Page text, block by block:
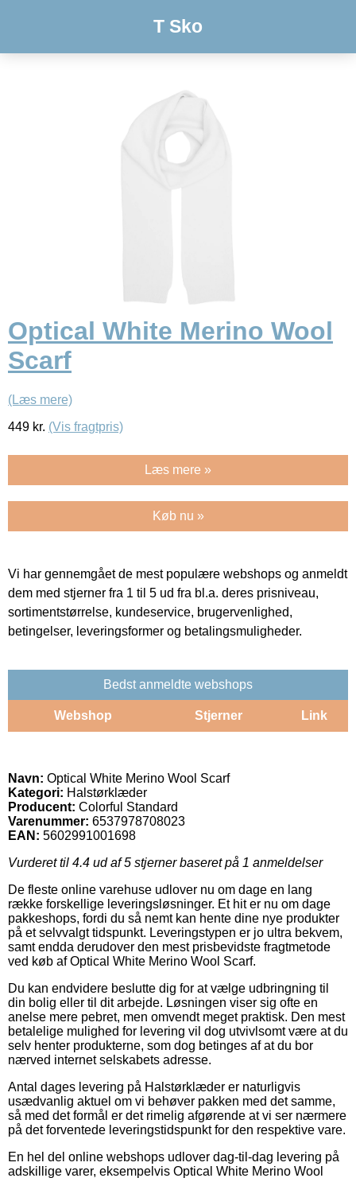
T Sko
Optical White Merino Wool
Scarf
(Læs mere)
449 kr. (Vis fragtpris)
Læs mere »
Køb nu »
Vi har gennemgået de mest populære webshops og anmeldt
dem med stjerner fra 1 til 5 ud fra bl.a. deres prisniveau,
sortimentstørrelse, kundeservice, brugervenlighed,
betingelser, leveringsformer og betalingsmuligheder.
Bedst anmeldte webshops
Webshop Stjerner Link
Navn: Optical White Merino Wool Scarf
Kategori: Halstørklæder
Producent: Colorful Standard
Varenummer: 6537978708023
EAN: 5602991001698
Vurderet til 4.4 ud af 5 stjerner baseret på 1 anmeldelser
De fleste online varehuse udlover nu om dage en lang
række forskellige leveringsløsninger. Et hit er nu om dage
pakkeshops, fordi du så nemt kan hente dine nye produkter
på et selvvalgt tidspunkt. Leveringstypen er jo ultra bekvem,
samt endda derudover den mest prisbevidste fragtmetode
ved køb af Optical White Merino Wool Scarf.
Du kan endvidere beslutte dig for at vælge udbringning til
din bolig eller til dit arbejde. Løsningen viser sig ofte en
anelse mere pebret, men omvendt meget praktisk. Den mest
betalelige mulighed for levering vil dog utvivlsomt være at du
selv henter produkterne, som dog betinges af at du bor
nærved internet selskabets adresse.
Antal dages levering på Halstørklæder er naturligvis
usædvanlig aktuel om vi behøver pakken med det samme,
så med det formål er det rimelig afgørende at vi ser nærmere
på det forventede leveringstidspunkt for den respektive vare.
En hel del online webshops udlover dag-til-dag levering på
adskillige varer, eksempelvis Optical White Merino Wool